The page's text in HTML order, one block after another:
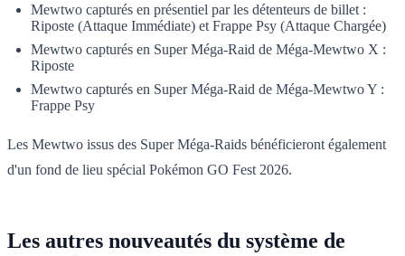
Mewtwo capturés en présentiel par les détenteurs de billet :
Riposte (Attaque Immédiate) et Frappe Psy (Attaque Chargée)
Mewtwo capturés en Super Méga-Raid de Méga-Mewtwo X :
Riposte
Mewtwo capturés en Super Méga-Raid de Méga-Mewtwo Y :
Frappe Psy
Les Mewtwo issus des Super Méga-Raids bénéficieront également
d'un fond de lieu spécial Pokémon GO Fest 2026.
Les autres nouveautés du système de